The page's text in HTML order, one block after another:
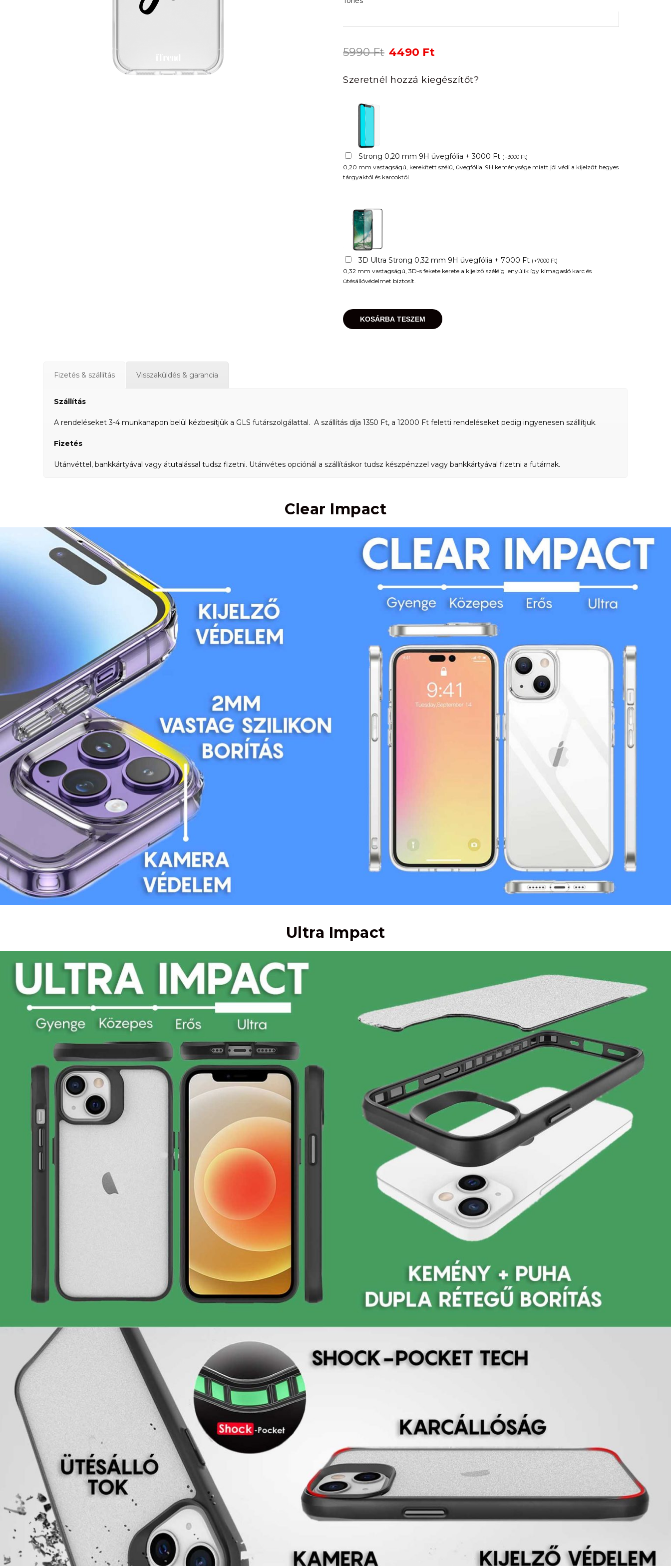
5990Ft Original
was:
5990 Ft.
4490 Ft
is:
4490 Ft.
Szeretnél hozzá kiegészítőt?
Strong 0,20 mm 9H üvegfólia + 3000 Ft (+3000 Ft)
0,20 mm vastagságú, kerekített szélű, üvegfólia. 9H keménysége miatt jól védi a kijelzőt hegyes
tárgyaktól és karcoktól.
3D Ultra Strong 0,32 mm 9H üvegfólia + 7000 Ft (+7000 Ft)
0,32 mm vastagságú, 3D-s fekete kerete a kijelző széléig lenyúlik így kimagasló karc és
ütésállóvédelmet biztosít.
KOSÁRBA TESZEM
Fizetés & szállítás Visszaküldés & garancia
Szállítás
A rendeléseket 3-4 munkanapon belül kézbesítjük a GLS futárszolgálattal. A szállítás díja 1350 Ft, a 12000 Ft feletti rendeléseket pedig ingyenesen szállítjuk.
Fizetés
Utánvéttel, bankkártyával vagy átutalással tudsz fizetni. Utánvétes opciónál a szállításkor tudsz készpénzzel vagy bankkártyával fizetni a futárnak.
Clear Impact
Ultra Impact